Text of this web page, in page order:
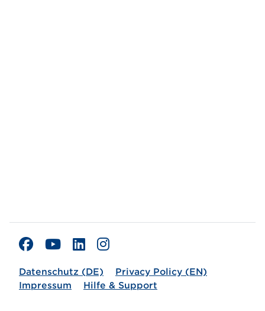
Datenschutz (DE)
Privacy Policy (EN)
Impressum
Hilfe & Support